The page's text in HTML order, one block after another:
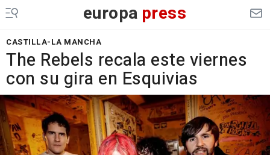
europa press
CASTILLA-LA MANCHA
The Rebels recala este viernes
con su gira en Esquivias